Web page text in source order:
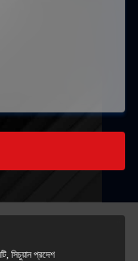
সিচুয়ান প্রদেশ